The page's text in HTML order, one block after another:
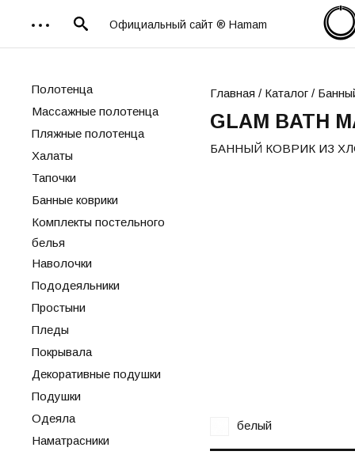
Официальный сайт ® Hamam
Полотенца
Массажные полотенца
Пляжные полотенца
Халаты
Тапочки
Банные коврики
Комплекты постельного
белья
Наволочки
Пододеяльники
Простыни
Пледы
Покрывала
Декоративные подушки
Подушки
Одеяла
Наматрасники
Главная / Каталог /
GLAM BATH
БАННЫЙ КОВРИК ИЗ
белый